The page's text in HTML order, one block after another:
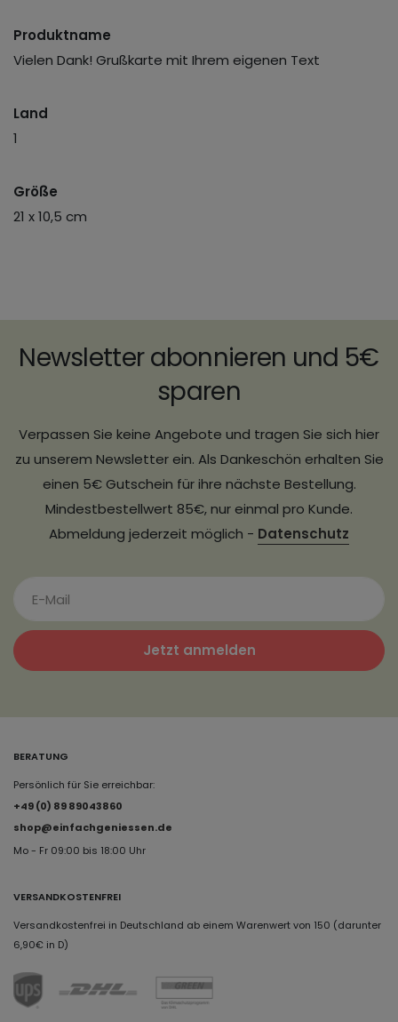
Produktname
Vielen Dank! Grußkarte mit Ihrem eigenen Text
Land
1
Größe
21 x 10,5 cm
Newsletter abonnieren und 5€
sparen
Verpassen Sie keine Angebote und tragen Sie sich hier
zu unserem Newsletter ein. Als Dankeschön erhalten Sie
einen 5€ Gutschein für ihre nächste Bestellung.
Mindestbestellwert 85€, nur einmal pro Kunde.
Abmeldung jederzeit möglich - Datenschutz
Jetzt anmelden
BERATUNG
Persönlich für Sie erreichbar:
+49 (0) 89 89043860
shop@einfachgeniessen.de
Mo - Fr 09:00 bis 18:00 Uhr
VERSANDKOSTENFREI
Versandkostenfrei in Deutschland ab einem Warenwert von 150 (darunter
6,90€ in D)